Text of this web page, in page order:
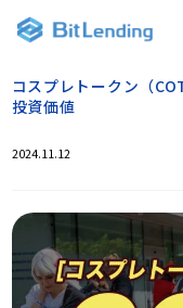
コスプレトークン（
投資価値
2024.11.12